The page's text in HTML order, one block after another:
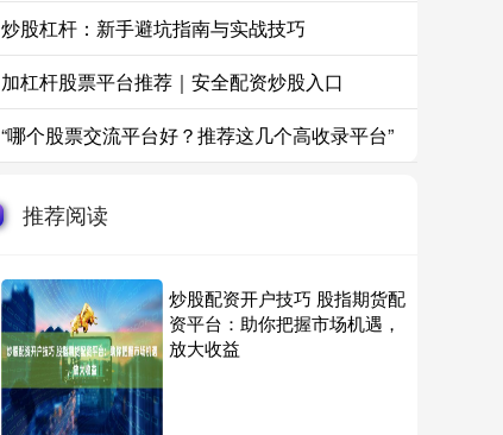
炒股杠杆：新手避坑指南与实战技巧
加杠杆股票平台推荐｜安全配资炒股入口
“哪个股票交流平台好？推荐这几个高收录平台”
推荐阅读
炒股配资开户技巧 股指期货配
资平台：助你把握市场机遇，
放大收益